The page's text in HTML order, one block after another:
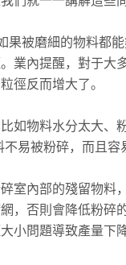
被磨細的物料都
業內提醒，對于大
徑反而增大了。
如物料水分太大、
易被粉碎，而且
室內部的殘留物料
，否則會降低粉碎
小問題導致產量下